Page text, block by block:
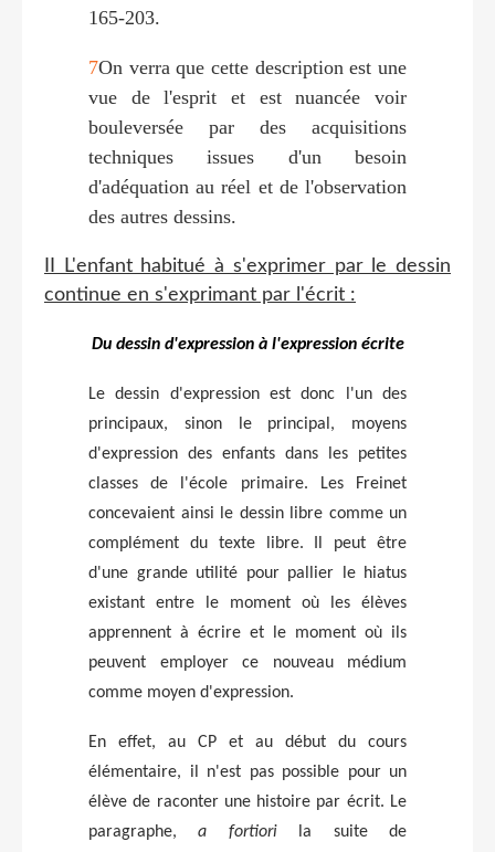
165-203.
7On verra que cette description est une
vue de l'esprit et est nuancée voir
bouleversée par des acquisitions
techniques issues d'un besoin
d'adéquation au réel et de l'observation
des autres dessins.
II L'enfant habitué à s'exprimer par le dessin
continue en s'exprimant par l'écrit :
Du dessin d'expression à l'expression écrite
Le dessin d'expression est donc l'un des
principaux, sinon le principal, moyens
d'expression des enfants dans les petites
classes de l'école primaire. Les Freinet
concevaient ainsi le dessin libre comme un
complément du texte libre. Il peut être
d'une grande utilité pour pallier le hiatus
existant entre le moment où les élèves
apprennent à écrire et le moment où ils
peuvent employer ce nouveau médium
comme moyen d'expression.
En effet, au CP et au début du cours
élémentaire, il n'est pas possible pour un
élève de raconter une histoire par écrit. Le
paragraphe,a fortiorila suite de